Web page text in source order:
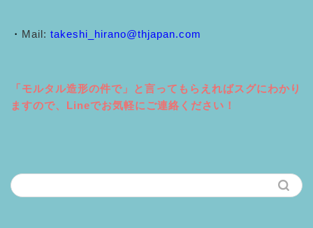
・ Mail: takeshi_hirano@thjapan.com
「モルタル造形の件で」と言ってもらえればスグにわかり
ますので、Lineでお気軽にご連絡ください！